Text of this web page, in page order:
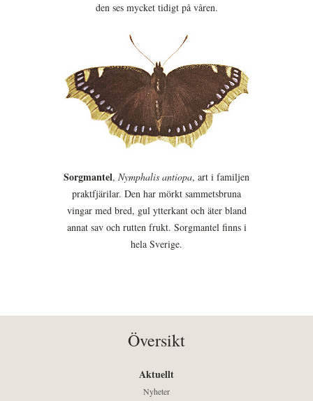
den ses mycket tidigt på våren.
Sorgmantel, Nymphalis antiopa, art i familjen
praktfjärilar. Den har mörkt sammetsbruna
vingar med bred, gul ytterkant och äter bland
annat sav och rutten frukt. Sorgmantel finns i
hela Sverige.
Översikt
Aktuellt
Nyheter